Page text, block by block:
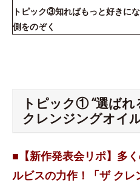
トピック③知ればもっと好きに
側をのぞく
トピック① “選ばれ
クレンジングオイ
■【新作発表会リポ】多
ルビスの力作！「ザ ク